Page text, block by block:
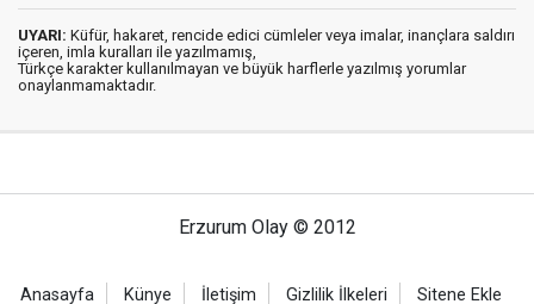
UYARI: Küfür, hakaret, rencide edici cümleler veya imalar, inançlara saldırı
içeren, imla kuralları ile yazılmamış,
Türkçe karakter kullanılmayan ve büyük harflerle yazılmış yorumlar
onaylanmamaktadır.
Erzurum Olay © 2012
Anasayfa Künye İletişim Gizlilik İlkeleri Sitene Ekle